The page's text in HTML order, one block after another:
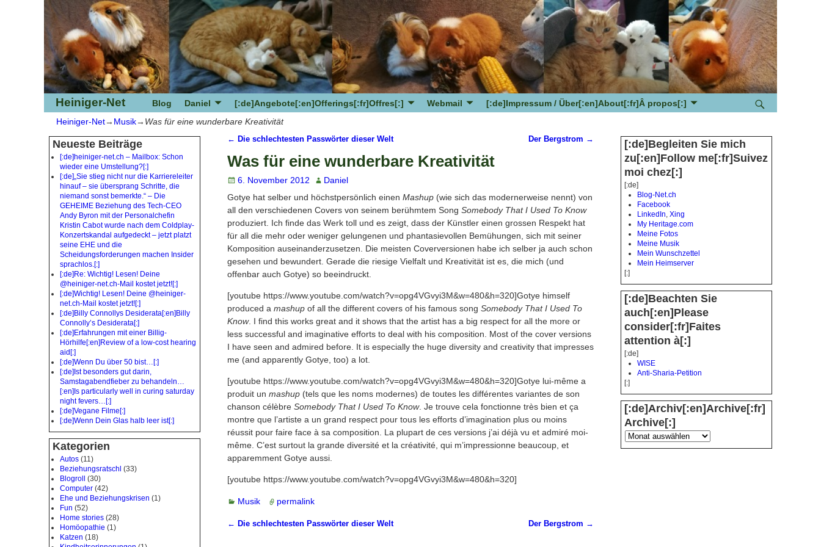
Heiniger-Net Blog Daniel [:de]Angebote[:en]Offerings[:fr]Offres[:] Webmail
[:de]Impressum / Über[:en]About[:fr]Â propos[:]
Heiniger-Net→ Musik→ Was für eine wunderbare Kreativität
← Die schlechtesten Passwörter dieser Welt Der Bergstrom →
Was für eine wunderbare Kreativität
6. November 2012
Daniel
Gotye hat selber und höchstpersönlich einen Mashup (wie sich das modernerweise nennt) von
all den verschiedenen Covers von seinem berühmtem Song Somebody That I Used To Know
produziert. Ich finde das Werk toll und es zeigt, dass der Künstler einen grossen Respekt hat
für all die mehr oder weniger gelungenen und phantasievollen Bemühungen, sich mit seiner
Komposition auseinanderzusetzen. Die meisten Coverversionen habe ich selber ja auch schon
gesehen und bewundert. Gerade die riesige Vielfalt und Kreativität ist es, die mich (und
offenbar auch Gotye) so beeindruckt.
[youtube https://www.youtube.com/watch?v=opg4VGvyi3M&w=480&h=320]Gotye himself
produced a mashup of all the different covers of his famous song Somebody That I Used To
Know. I find this works great and it shows that the artist has a big respect for all the more or
less successful and imaginative efforts to deal with his composition. Most of the cover versions
I have seen and admired before. It is especially the huge diversity and creativity that impresses
me (and apparently Gotye, too) a lot.
[youtube https://www.youtube.com/watch?v=opg4VGvyi3M&w=480&h=320]Gotye lui-même a
produit un mashup (tels que les noms modernes) de toutes les différentes variantes de son
chanson célèbre Somebody That I Used To Know. Je trouve cela fonctionne très bien et ça
montre que l’artiste a un grand respect pour tous les efforts d’imagination plus ou moins
réussit pour faire face à sa composition. La plupart de ces versions j’ai déjà vu et admiré moi-
même. C’est surtout la grande diversité et la créativité, qui m’impressionne beaucoup, et
apparemment Gotye aussi.
[youtube https://www.youtube.com/watch?v=opg4VGvyi3M&w=480&h=320]
Musik permalink
← Die schlechtesten Passwörter dieser Welt Der Bergstrom →
Neueste Beiträge
[:de]heiniger-net.ch – Mailbox: Schon
wieder eine Umstellung?[:]
[:de]„Sie stieg nicht nur die Karriereleiter
hinauf – sie übersprang Schritte, die
niemand sonst bemerkte.“ – Die
GEHEIME Beziehung des Tech-CEO
Andy Byron mit der Personalchefin
Kristin Cabot wurde nach dem Coldplay-
Konzertskandal aufgedeckt – jetzt platzt
seine EHE und die
Scheidungsforderungen machen Insider
sprachlos.[:]
[:de]Re: Wichtig! Lesen! Deine
@heiniger-net.ch-Mail kostet jetzt![:]
[:de]Wichtig! Lesen! Deine @heiniger-
net.ch-Mail kostet jetzt![:]
[:de]Billy Connollys Desiderata[:en]Billy
Connolly’s Desiderata[:]
[:de]Erfahrungen mit einer Billig-
Hörhilfe[:en]Review of a low-cost hearing
aid[:]
[:de]Wenn Du über 50 bist…[:]
[:de]Ist besonders gut darin,
Samstagabendfieber zu behandeln…
[:en]Is particularly well in curing saturday
night fevers…[:]
[:de]Vegane Filme[:]
[:de]Wenn Dein Glas halb leer ist[:]
Kategorien
Autos (11)
Beziehungsratschl (33)
Blogroll (30)
Computer (42)
Ehe und Beziehungskrisen (1)
Fun (52)
Home stories (28)
Homöopathie (1)
Katzen (18)
[:de]Begleiten Sie mich
zu[:en]Follow me[:fr]Suivez
moi chez[:]
[:de]
Blog-Net.ch
Facebook
LinkedIn,Xing
My Heritage.com
Meine Fotos
Meine Musik
Mein Wunschzettel
Mein Heimserver
[:]
[:de]Beachten Sie
auch[:en]Please
consider[:fr]Faites
attention à[:]
[:de]
WISE
Anti-Sharia-Petition
[:]
[:de]Archiv[:en]Archive[:fr]
Archive[:]